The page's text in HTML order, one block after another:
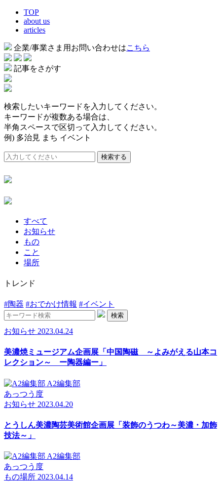
TOP
about us
articles
企業/事業さま用お問い合わせはこちら
記事をさがす
検索したいキーワードを入力してください。
キーワードが複数ある場合は、
半角スペースで区切って入力してください。
例) 多治見 まち イベント
検索する
すべて
お知らせ
もの
こと
場所
トレンド
#陶器 #おでかけ情報 #イベント
検索
お知らせ 2023.04.24
美濃焼ミュージアム企画展「中国陶磁 ～よみがえる山本コ
レクション～ ー陶器編ー」
A2編集部
あっつう度
お知らせ 2023.04.20
とうしん美濃陶芸美術館企画展「装飾のうつわ～美濃・加飾
技法～」
A2編集部
あっつう度
もの場所 2023.04.14